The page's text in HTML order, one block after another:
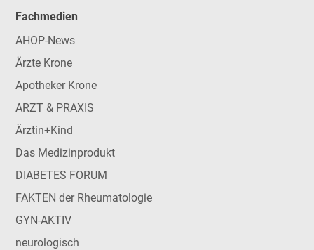
Fachmedien
AHOP-News
Ärzte Krone
Apotheker Krone
ARZT & PRAXIS
Ärztin+Kind
Das Medizinprodukt
DIABETES FORUM
FAKTEN der Rheumatologie
GYN-AKTIV
neurologisch